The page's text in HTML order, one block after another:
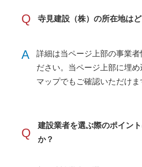
Q 寺見建設（株）の所在地は
A
詳細は当ページ上部の事業者
ださい。当ページ上部に埋
マップでもご確認いただけま
Q
建設業者を選ぶ際のポイン
か？